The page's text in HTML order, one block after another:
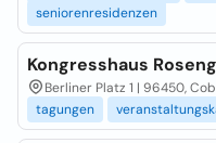
seniorenresidenzen
Kongresshaus
Berliner Platz 1 | 96450,
tagungen